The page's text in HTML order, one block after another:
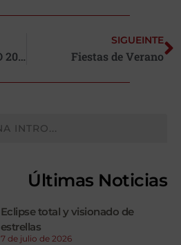
FIESTAS DE VERANO 2026
SIGUEINTE
Fiestas de Verano
Últimas Noticias
Eclipse total y visionado de
estrellas
7 de julio de 2026